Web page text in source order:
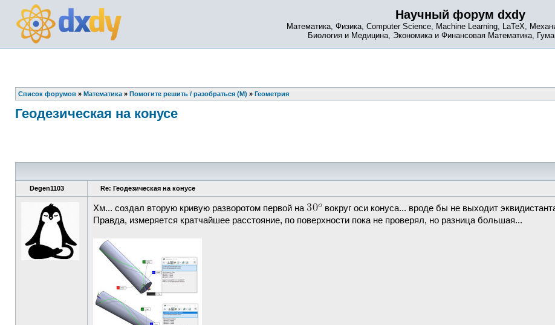
Научный форум dxdy
Математика, Физика, Computer Science, Machine Learning, LaTeX,
Биология и Медицина, Экономика и Финансовая Математика,
Список форумов » Математика » Помогите решить / разобраться (М) » Геометрия
Геодезическая на конусе
Degen1103 Re: Геодезическая на конусе
Хм... создал вторую кривую разворотом первой на
вокруг оси конуса... вроде бы не выходит
Правда, измеряется кратчайшее расстояние, по поверхности пока не проверял, но разница большая...